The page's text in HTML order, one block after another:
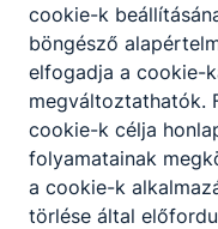
cookie-k
böngésző
elfogadja a cookie-
megváltoztathatók.
cookie-k célja
folyamatainak
a cookie-k
törlése által